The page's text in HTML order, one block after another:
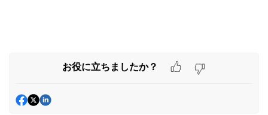
お役に立ちましたか？